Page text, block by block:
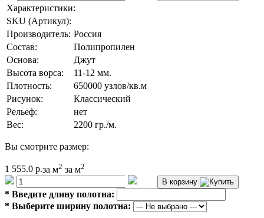
Характеристики:
SKU (Артикул):
Производитель: Россия
Состав:
Полипропилен
Основа:
Джут
Высота ворса:
11-12 мм.
Плотность:
650000 узлов/кв.м
Рисунок:
Классический
Рельеф:
нет
Вес:
2200 гр./м.
Вы смотрите размер:
1 555.0 р.за м2 за м2
В корзину
* Введите длину полотна:
* Выберите ширину полотна: